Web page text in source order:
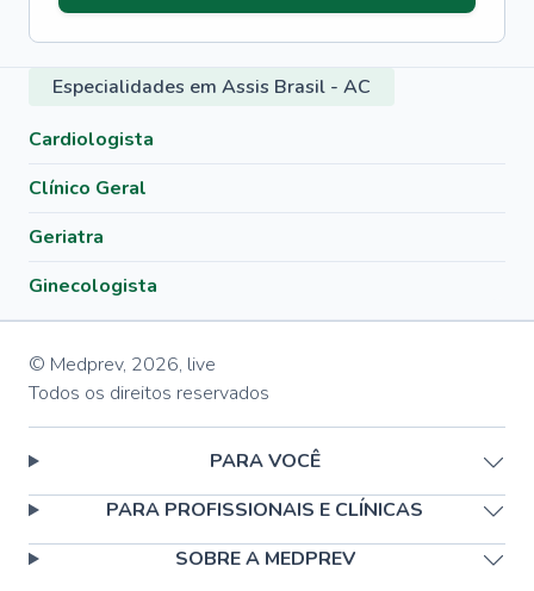
Especialidades em Assis Brasil - AC
Cardiologista
Clínico Geral
Geriatra
Ginecologista
© Medprev, 2026, live
Todos os direitos reservados
PARA VOCÊ
PARA PROFISSIONAIS E CLÍNICAS
SOBRE A MEDPREV